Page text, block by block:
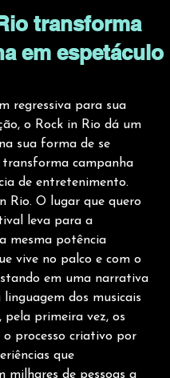
transforma
em espetáculo
regressiva para sua
o Rock in Rio dá um
sua forma de se
transforma campanha
de entretenimento.
Rio. O lugar que quero
leva para a
mesma potência
vive no palco e com o
em uma narrativa
dos musicais
pela primeira vez, os
o processo criativo por
que
milhares de pessoas a